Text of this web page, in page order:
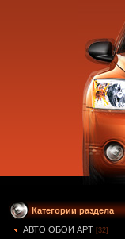
Категории раздела
АВТО ОБОИ АРТ [32]